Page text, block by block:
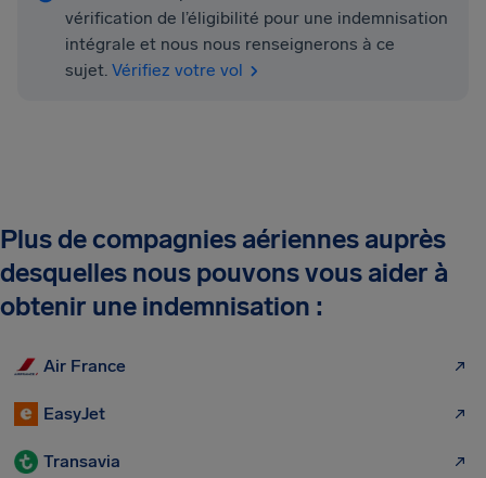
vérification de l’éligibilité pour une indemnisation
intégrale et nous nous renseignerons à ce
sujet. Vérifiez votre vol
Plus de compagnies aériennes auprès
desquelles nous pouvons vous aider à
obtenir une indemnisation :
Air France
EasyJet
Transavia